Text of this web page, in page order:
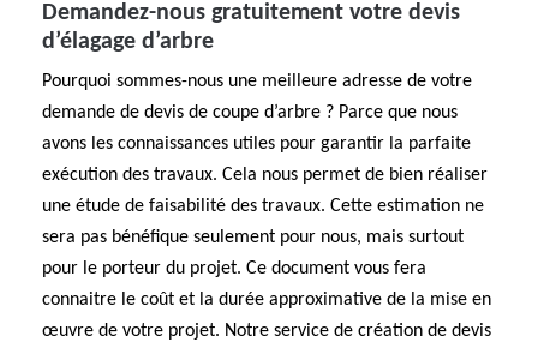
Demandez-nous gratuitement votre devis
d’élagage d’arbre
Pourquoi sommes-nous une meilleure adresse de votre
demande de devis de coupe d’arbre ? Parce que nous
avons les connaissances utiles pour garantir la parfaite
exécution des travaux. Cela nous permet de bien réaliser
une étude de faisabilité des travaux. Cette estimation ne
sera pas bénéfique seulement pour nous, mais surtout
pour le porteur du projet. Ce document vous fera
connaitre le coût et la durée approximative de la mise en
œuvre de votre projet. Notre service de création de devis